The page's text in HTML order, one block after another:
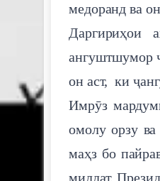
медоранд ва
Даргириҳои
ангуштшумор
он аст, ки
Имрӯз
омолу орзу
маҳз бо
миллат,